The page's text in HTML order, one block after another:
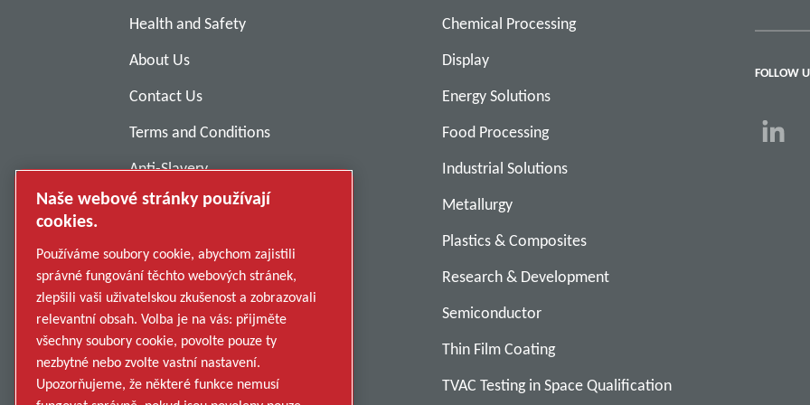
Health and Safety
About Us
Contact Us
Terms and Conditions
Anti-Slavery
Privacy Policy
Suppliers
Accessibility
Chemical Processing
Display
Energy Solutions
Food Processing
Industrial Solutions
Metallurgy
Plastics & Composites
Research & Development
Semiconductor
Thin Film Coating
TVAC Testing in Space Qualification
FOLLOW
Naše webové stránky používají
cookies.
Používáme soubory cookie, abychom zajistili
správné fungování těchto webových stránek,
zlepšili vaši uživatelskou zkušenost a zobrazovali
relevantní obsah. Volba je na vás: přijměte
všechny soubory cookie, povolte pouze ty
nezbytné nebo zvolte vastní nastavení.
Upozorňujeme, že některé funkce nemusí